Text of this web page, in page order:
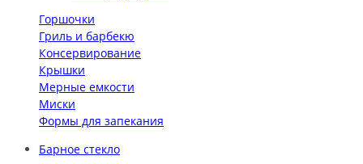
Горшочки
Гриль и барбекю
Консервирование
Крышки
Мерные емкости
Миски
Формы для запекания
Барное стекло